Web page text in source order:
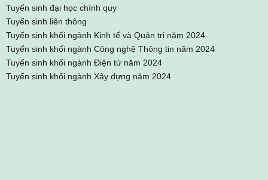
Tuyển sinh đại học chính quy
Tuyển sinh liên thông
Tuyển sinh khối ngành Kinh tế và Quản trị năm 2024
Tuyển sinh khối ngành Công nghệ Thông tin năm 2024
Tuyển sinh khối ngành Điện tử năm 2024
Tuyển sinh khối ngành Xây dựng năm 2024